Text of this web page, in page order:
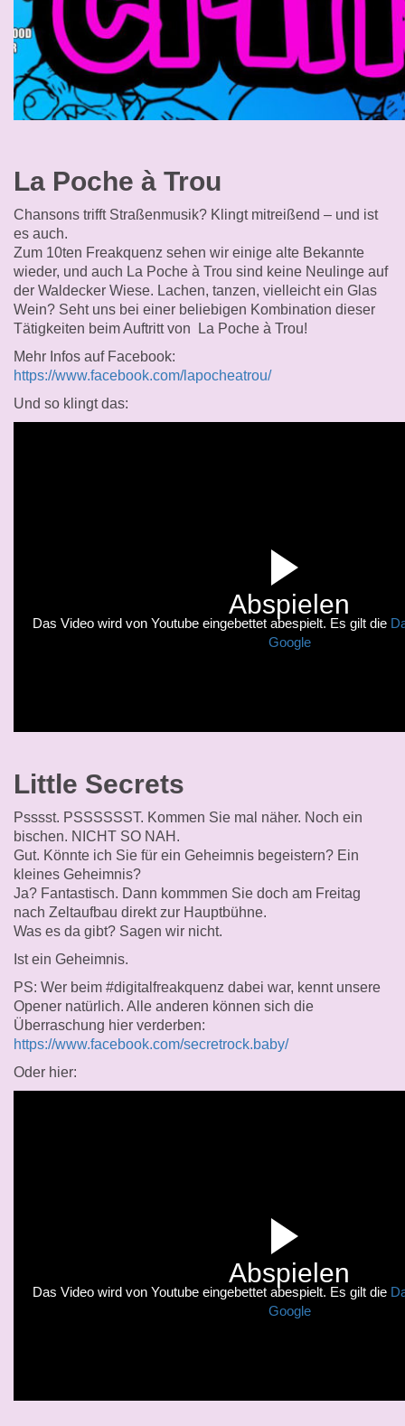
La Poche à Trou
Chansons trifft Straßenmusik? Klingt mitreißend – und ist
es auch.
Zum 10ten Freakquenz sehen wir einige alte Bekannte
wieder, und auch La Poche à Trou sind keine Neulinge auf
der Waldecker Wiese. Lachen, tanzen, vielleicht ein Glas
Wein? Seht uns bei einer beliebigen Kombination dieser
Tätigkeiten beim Auftritt von La Poche à Trou!
Mehr Infos auf Facebook:
https://www.facebook.com/lapocheatrou/
Und so klingt das:
Abspielen
Das Video wird von Youtube eingebettet abespielt. Es gilt die
Google
Little Secrets
Psssst. PSSSSSST. Kommen Sie mal näher. Noch ein
bischen. NICHT SO NAH.
Gut. Könnte ich Sie für ein Geheimnis begeistern? Ein
kleines Geheimnis?
Ja? Fantastisch. Dann kommmen Sie doch am Freitag
nach Zeltaufbau direkt zur Hauptbühne.
Was es da gibt? Sagen wir nicht.
Ist ein Geheimnis.
PS: Wer beim #digitalfreakquenz dabei war, kennt unsere
Opener natürlich. Alle anderen können sich die
Überraschung hier verderben:
https://www.facebook.com/secretrock.baby/
Oder hier:
Abspielen
Das Video wird von Youtube eingebettet abespielt. Es gilt die
Google